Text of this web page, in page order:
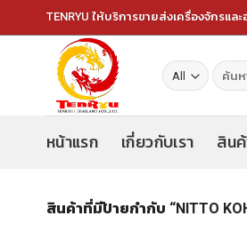
to
TENRYU ให้บริการขายส่งเครื่องจักรแ
ค้นหา:
หน้าแรก เกี่ยวกับเรา สินค้
สินค้าที่มีป้ายกำกับ “NITTO